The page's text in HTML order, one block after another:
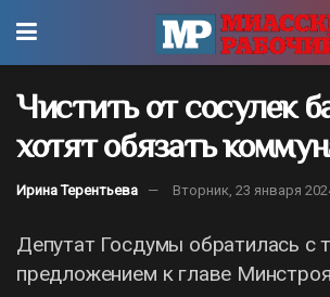
Чистить от сосулек
хотят обязать
Ирина Терентьева Вторник, 23 января
Депутат Госдумы обратилась с
предложением к главе